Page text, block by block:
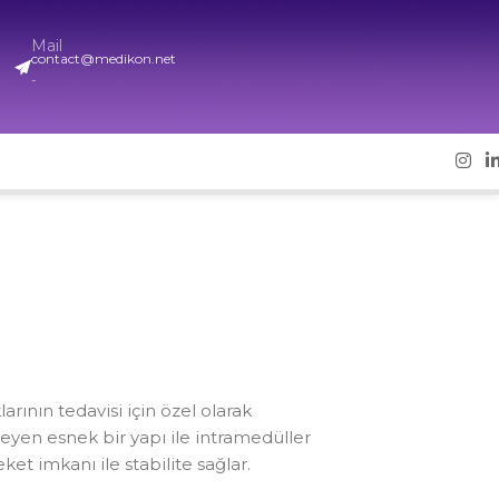
Mail
contact@medikon.net
-
tedavisi için özel olarak
esnek bir yapı ile intramedüller
imkanı ile stabilite sağlar.